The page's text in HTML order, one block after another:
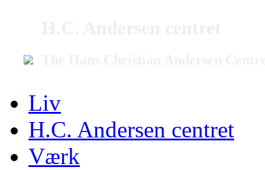
Liv
H.C. Andersen centret
Værk